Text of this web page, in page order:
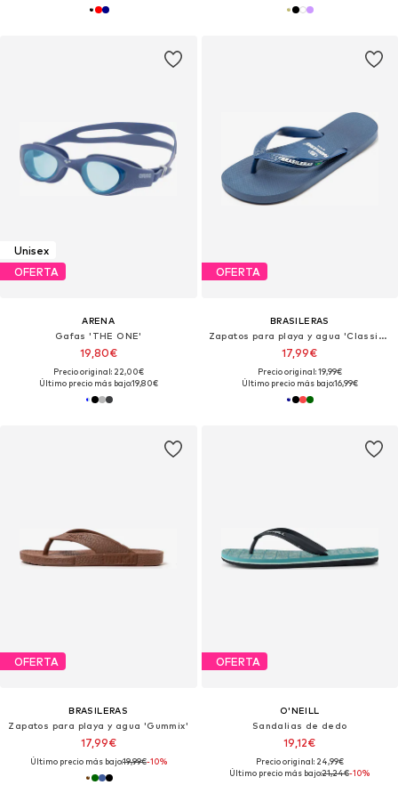
Unisex
OFERTA
ARENA
Gafas 'THE ONE'
19,80€
Precio original: 22,00€
Último precio más bajo:19,80€
OFERTA
BRASILERAS
Zapatos para playa y agua 'Classic Pro M'
17,99€
Precio original: 19,99€
Último precio más bajo:16,99€
OFERTA
BRASILERAS
Zapatos para playa y agua 'Gummix'
17,99€
Último precio más bajo:19,99€-10%
OFERTA
O'NEILL
Sandalias de dedo
19,12€
Precio original: 24,99€
Último precio más bajo:21,24€-10%